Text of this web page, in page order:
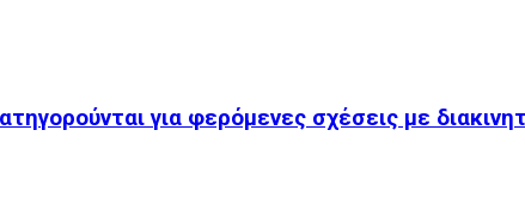
για φερόμενες σχέσεις με